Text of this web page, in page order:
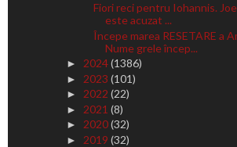
Fiori reci pentru Iohannis.
este acuzat ...
Începe marea RESETARE a
Nume grele încep...
► 2024(1386)
► 2023 (101)
► 2022 (22)
► 2021 (8)
► 2020(32)
► 2019 (32)